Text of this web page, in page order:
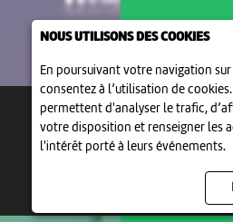
NOUS UTILISONS DES COOKIES
En poursuivant votre navigation
consentez à l’utilisation de
permettent d'analyser le trafic,
votre disposition et renseigner les
l'intérêt porté à leurs événements.